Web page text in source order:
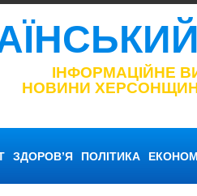
ІНФОРМАЦІЙНЕ
НОВИНИ
ЗДОРОВ’Я ПОЛІТИКА